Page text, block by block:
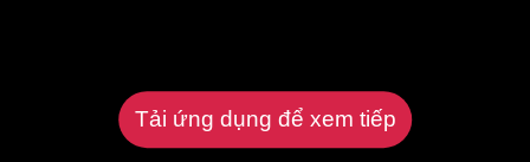
Tải ứng dụng để xem tiếp